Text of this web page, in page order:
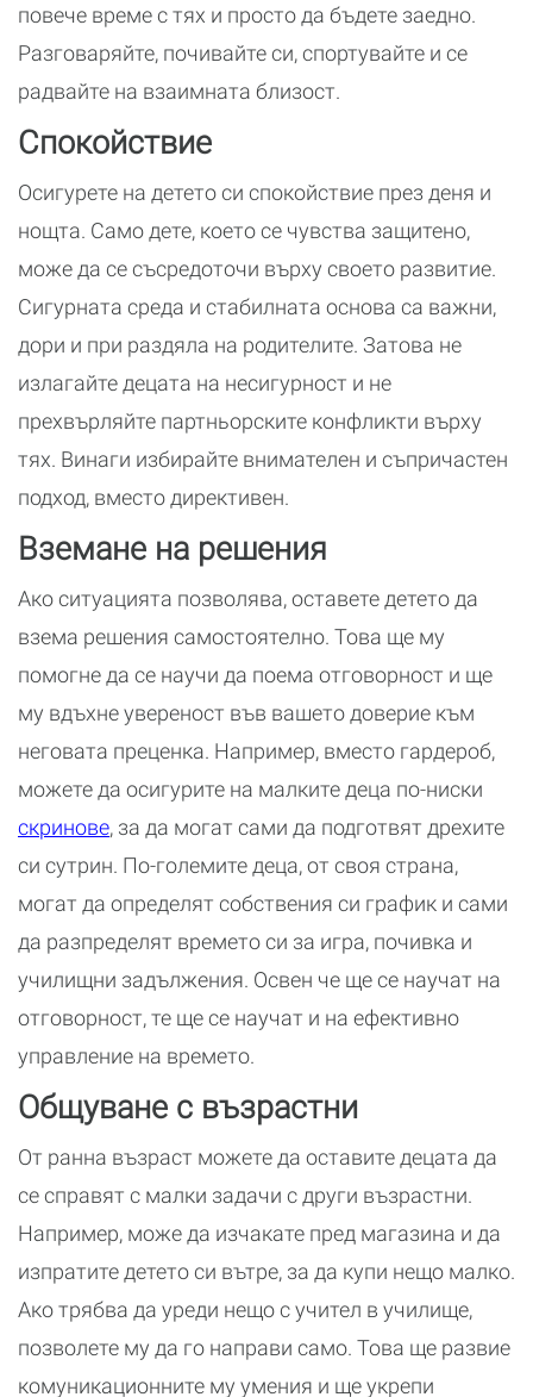
повече време с тях и просто да бъдете заедно.
Разговаряйте, почивайте си, спортувайте и се
радвайте на взаимната близост.
Спокойствие
Осигурете на детето си спокойствие през деня и
нощта. Само дете, което се чувства защитено,
може да се съсредоточи върху своето развитие.
Сигурната среда и стабилната основа са важни,
дори и при раздяла на родителите. Затова не
излагайте децата на несигурност и не
прехвърляйте партньорските конфликти върху
тях. Винаги избирайте внимателен и съпричастен
подход, вместо директивен.
Вземане на решения
Ако ситуацията позволява, оставете детето да
взема решения самостоятелно. Това ще му
помогне да се научи да поема отговорност и ще
му вдъхне увереност във вашето доверие към
неговата преценка. Например, вместо гардероб,
можете да осигурите на малките деца по-ниски
скринове, за да могат сами да подготвят дрехите
си сутрин. По-големите деца, от своя страна,
могат да определят собствения си график и сами
да разпределят времето си за игра, почивка и
училищни задължения. Освен че ще се научат на
отговорност, те ще се научат и на ефективно
управление на времето.
Общуване с възрастни
От ранна възраст можете да оставите децата да
се справят с малки задачи с други възрастни.
Например, може да изчакате пред магазина и да
изпратите детето си вътре, за да купи нещо малко.
Ако трябва да уреди нещо с учител в училище,
позволете му да го направи само. Това ще развие
комуникационните му умения и ще укрепи